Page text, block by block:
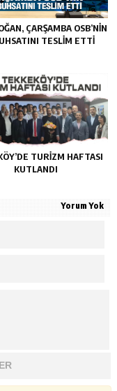
ÇARŞAMBA OSB’NIN
TESLIM ETTI
TURIZM HAFTASI
KUTLANDI
Yorum Yok